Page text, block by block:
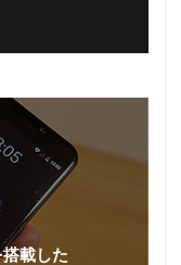
載した